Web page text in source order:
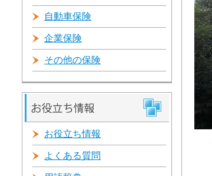
自動車保険
企業保険
その他の保険
お役立ち情報
よくある質問